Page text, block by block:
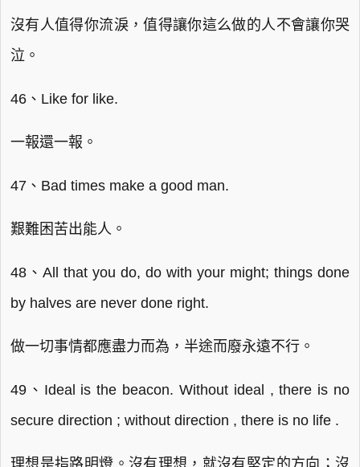
沒有人值得你流淚，值得讓你這么做的人不會讓你哭
泣。
46、Like for like.
一報還一報。
47、Bad times make a good man.
艱難困苦出能人。
48、All that you do, do with your might; things done
by halves are never done right.
做一切事情都應盡力而為，半途而廢永遠不行。
49、Ideal is the beacon. Without ideal , there is no
secure direction ; without direction , there is no life .
理想是指路明燈。沒有理想，就沒有堅定的方向；沒